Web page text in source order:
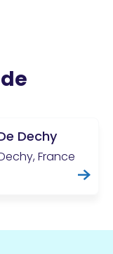
Dechy
France